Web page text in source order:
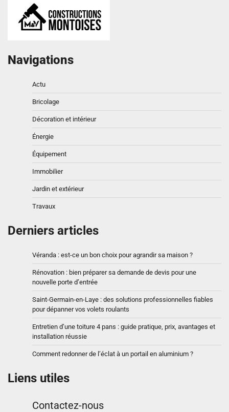
Navigations
Actu
Bricolage
Décoration et intérieur
Énergie
Équipement
Immobilier
Jardin et extérieur
Travaux
Derniers articles
Véranda : est-ce un bon choix pour agrandir sa maison ?
Rénovation : bien préparer sa demande de devis pour une
nouvelle porte d’entrée
Saint-Germain-en-Laye : des solutions professionnelles fiables
pour dépanner vos volets roulants
Entretien d’une toiture 4 pans : guide pratique, prix, avantages et
installation réussie
Comment redonner de l’éclat à un portail en aluminium ?
Liens utiles
Contactez-nous